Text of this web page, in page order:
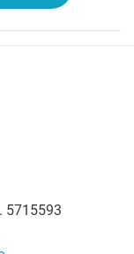
5715593